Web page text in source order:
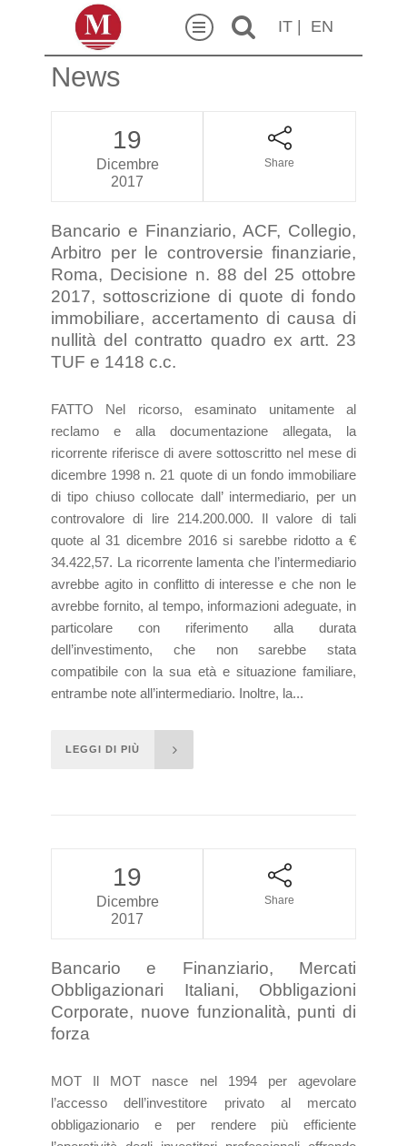
IT| EN
News
19
Dicembre
2017
Share
Bancario e Finanziario, ACF, Collegio,
Arbitro per le controversie finanziarie,
Roma, Decisione n. 88 del 25 ottobre
2017, sottoscrizione di quote di fondo
immobiliare, accertamento di causa di
nullità del contratto quadro ex artt. 23
TUF e 1418 c.c.
FATTO Nel ricorso, esaminato unitamente al
reclamo e alla documentazione allegata, la
ricorrente riferisce di avere sottoscritto nel mese di
dicembre 1998 n. 21 quote di un fondo immobiliare
di tipo chiuso collocate dall’ intermediario, per un
controvalore di lire 214.200.000. Il valore di tali
quote al 31 dicembre 2016 si sarebbe ridotto a €
34.422,57. La ricorrente lamenta che l’intermediario
avrebbe agito in conflitto di interesse e che non le
avrebbe fornito, al tempo, informazioni adeguate, in
particolare con riferimento alla durata
dell’investimento, che non sarebbe stata
compatibile con la sua età e situazione familiare,
entrambe note all’intermediario. Inoltre, la...
LEGGI DI PIÙ
19
Dicembre
2017
Share
Bancario e Finanziario, Mercati
Obbligazionari Italiani, Obbligazioni
Corporate, nuove funzionalità, punti di
forza
MOT Il MOT nasce nel 1994 per agevolare
l’accesso dell’investitore privato al mercato
obbligazionario e per rendere più efficiente